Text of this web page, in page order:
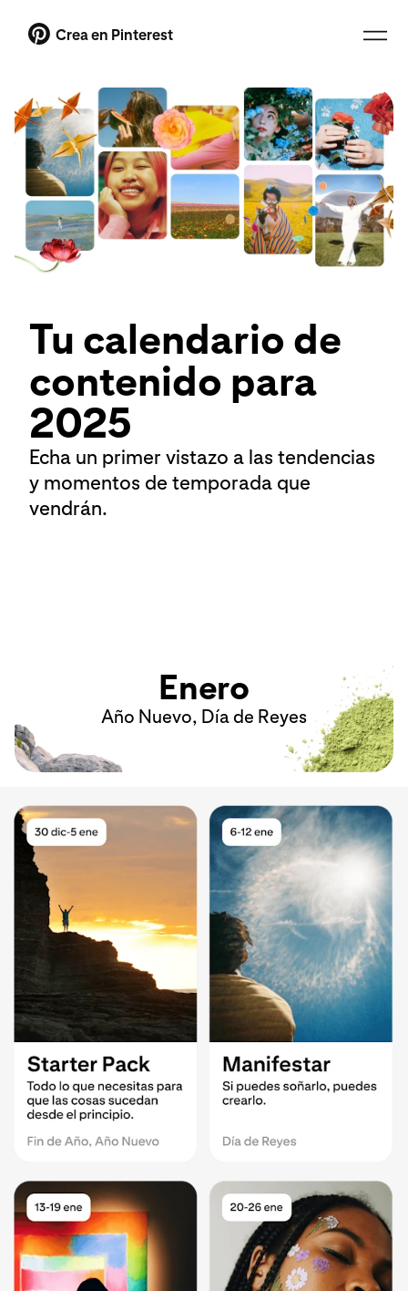
Crea en Pinterest
Tu calendario de
contenido para
2025
Echa un primer vistazo a las tendencias
y momentos de temporada que
vendrán.
Enero
Año Nuevo, Día de Reyes